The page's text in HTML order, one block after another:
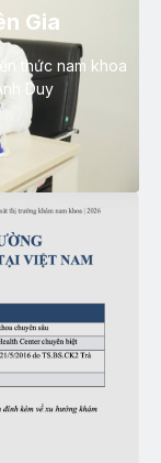
Gia
thức nam khoa
Duy